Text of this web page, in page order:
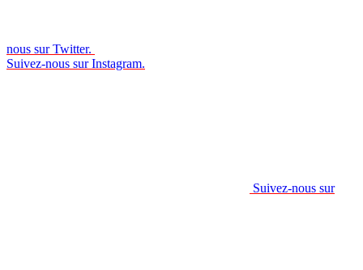
nous sur Twitter.
Suivez-nous sur Instagram.
Suivez-nous sur